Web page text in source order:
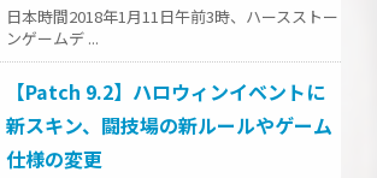
日本時間2018年1月11日午前3時、ハースストー
ンゲームデ ...
【Patch 9.2】ハロウィンイベントに
新スキン、闘技場の新ルールやゲーム
仕様の変更